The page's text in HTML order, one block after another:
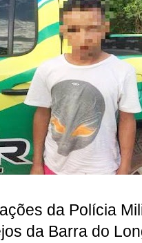
da Polícia
da Barra do